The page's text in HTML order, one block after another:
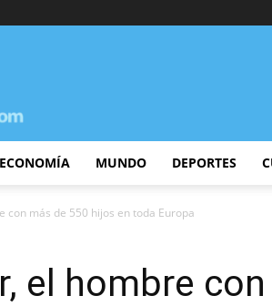
ECONOMÍA MUNDO DEPORTES
con más de 550 hijos en toda Europa
el hombre